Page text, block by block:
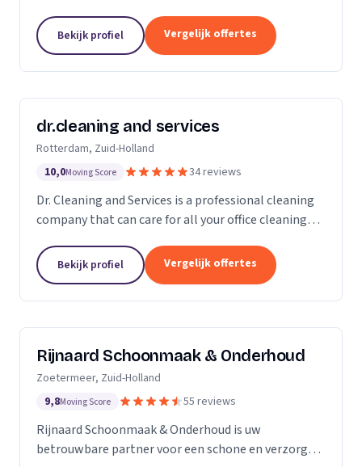
technieken en moderne machines, onderscheiden
we ons door het leveren van...
Bekijk profiel Vergelijk offertes
dr.cleaning and services
Rotterdam, Zuid-Holland
10,0Moving Score 34 reviews
Dr. Cleaning and Services is a professional cleaning
company that can care for all your office cleaning
general cleaning to deep cleaning, so you can...
Bekijk profiel Vergelijk offertes
Rijnaard Schoonmaak & Onderhoud
Zoetermeer, Zuid-Holland
9,8Moving Score 55 reviews
Rijnaard Schoonmaak & Onderhoud is uw
betrouwbare partner voor een schone en verzorgde